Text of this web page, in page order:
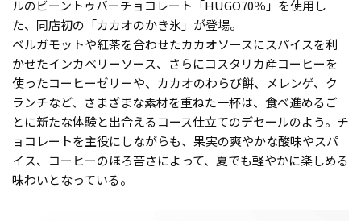
ルのビーントゥバーチョコレート「HUGO70％」を使用し
た、同店初の「カカオのかき氷」が登場。
ベルガモットや紅茶を合わせたカカオソースにスパイスを利
かせたインカベリーソース、さらにコスタリカ産コーヒーを
使ったコーヒーゼリーや、カカオのわらび餅、メレンゲ、ク
ランチなど、さまざまな素材を重ねた一杯は、食べ進めるご
とに新たな体験と出合えるコース仕立てのデセールのよう。チ
ョコレートを主役にしながらも、果実の爽やかな酸味やスパ
イス、コーヒーのほろ苦さによって、夏でも軽やかに楽しめる
味わいとなっている。